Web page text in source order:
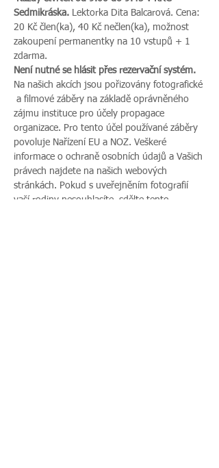
Sedmikráska. Lektorka Dita Balcarová. Cena:
20 Kč člen(ka), 40 Kč nečlen(ka), možnost
zakoupení permanentky na 10 vstupů + 1
zdarma.
Není nutné se hlásit přes rezervační systém.
Na našich akcích jsou pořizovány fotografické
a filmové záběry na základě oprávněného
zájmu instituce pro účely propagace
organizace. Pro tento účel používané záběry
povoluje Nařízení EU a NOZ. Veškeré
informace o ochraně osobních údajů a Vašich
právech najdete na našich webových
stránkách. Pokud s uveřejněním fotografií
vaší rodiny nesouhlasíte, sdělte tento